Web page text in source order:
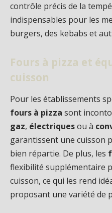
contrôle précis de la
indispensables pour les
burgers, des kebabs et
Fours à pizza et
cuisson
Pour les établissements
fours à pizza sont
gaz, électriquesou à
garantissent une cuisson
bien répartie. De plus, les
flexibilité supplémentaire
cuisson, ce qui les rend
proposant une variété de